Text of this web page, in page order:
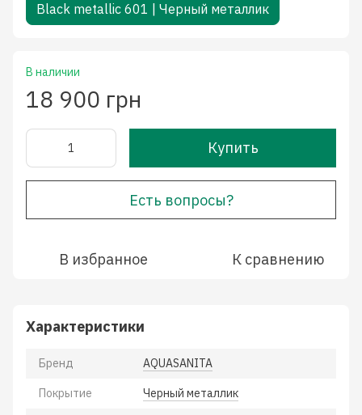
Black metallic 601 | Черный металлик
В наличии
18 900 грн
Купить
Есть вопросы?
В избранное К сравнению
Характеристики
Бренд AQUASANITA
Покрытие Черный металлик